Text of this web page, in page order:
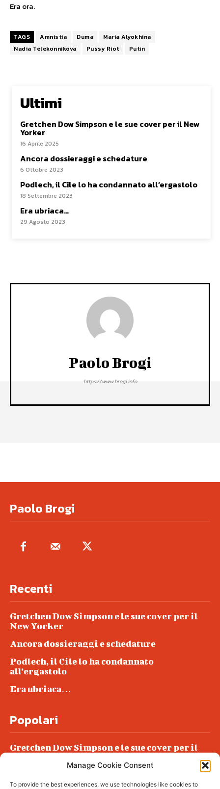
Manage Cookie Consent
To provide the best experiences, we use technologies like cookies to
Era ora.
TAGS Amnistia Duma
Maria Alyokhina
Nadia Telekonnikova
Pussy Riot Putin
Ultimi
Gretchen Dow Simpson e le sue cover per il New
Yorker
16 Aprile 2025
Ancora dossieraggi e schedature
6 Ottobre 2023
Podlech, il Cile lo ha condannato all’ergastolo
18 Settembre 2023
Era ubriaca…
29 Agosto 2023
Paolo Brogi
https://www.brogi.info
Paolo Brogi
Recenti
Gretchen Dow Simpson e le sue cover per il
New Yorker
Ancora dossieraggi e schedature
Podlech, il Cile lo ha condannato
all’ergastolo
Era ubriaca…
Popolari
Gretchen Dow Simpson e le sue cover per il